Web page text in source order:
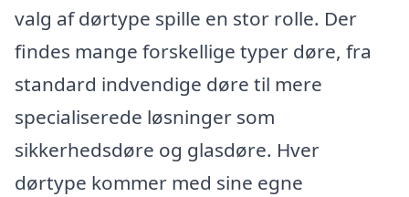
valg af dørtype spille en stor rolle. Der
findes mange forskellige typer døre, fra
standard indvendige døre til mere
specialiserede løsninger som
sikkerhedsdøre og glasdøre. Hver
dørtype kommer med sine egne